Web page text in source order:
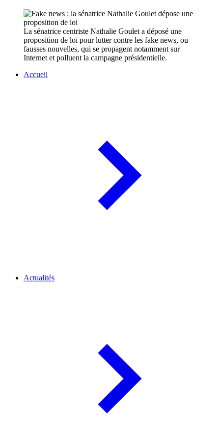
La sénatrice centriste Nathalie Goulet a déposé une
proposition de loi pour lutter contre les fake news, ou
fausses nouvelles, qui se propagent notamment sur
Internet et polluent la campagne présidentielle.
Accueil
Actualités